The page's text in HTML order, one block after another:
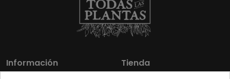
Información Tienda